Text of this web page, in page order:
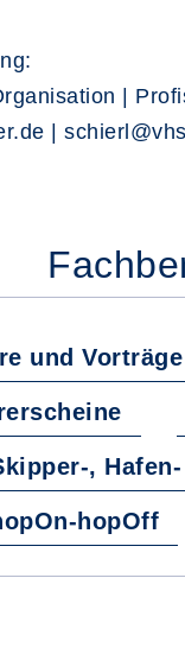
|
|
und Vorträge
,
hopOff